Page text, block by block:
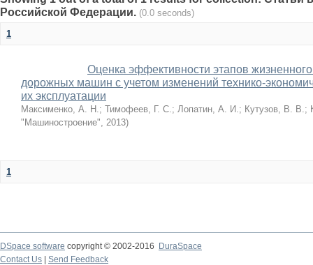
Российской Федерации. (0.0 seconds)
1
Оценка эффективности этапов
дорожных машин с учетом изменений технико-
их эксплуатации
Максименко, А. Н.; Тимофеев, Г. С.; Лопатин, А. И.; Кутузов, В. В.;
"Машиностроение", 2013)
1
DSpace software copyright © 2002-2016
DuraSpace
Contact Us
Send Feedback